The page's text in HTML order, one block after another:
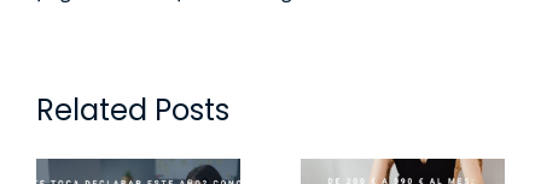
Related Posts